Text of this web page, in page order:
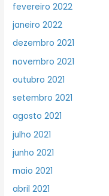
fevereiro 2022
janeiro 2022
dezembro 2021
novembro 2021
outubro 2021
setembro 2021
agosto 2021
julho 2021
junho 2021
maio 2021
abril 2021